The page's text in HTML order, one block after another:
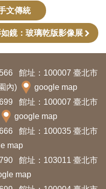
文傳統
鏡：玻璃乾版影像展
館址：100007 臺北市
內)
google map
館址：100007 臺北市
google map
館址：100035 臺北市
map
館址：103011 臺北市
map